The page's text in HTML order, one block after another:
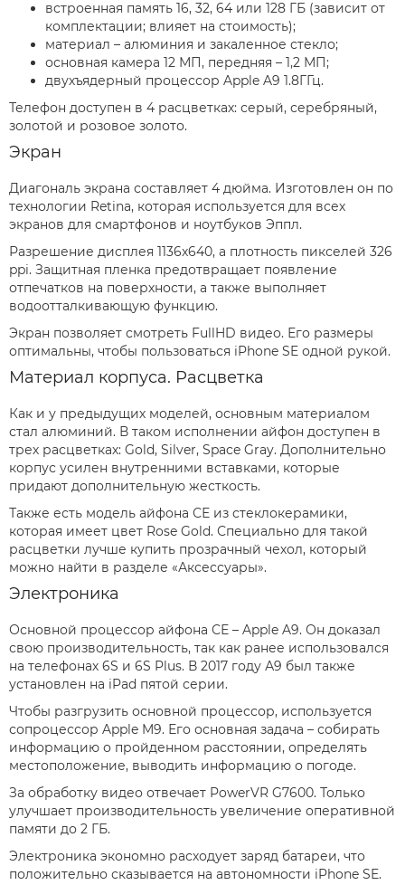
встроенная память 16, 32, 64 или 128 ГБ (зависит от
комплектации; влияет на стоимость);
материал – алюминия и закаленное стекло;
основная камера 12 МП, передняя – 1,2 МП;
двухъядерный процессор Apple A9 1.8ГГц.
Телефон доступен в 4 расцветках: серый, серебряный,
золотой и розовое золото.
Экран
Диагональ экрана составляет 4 дюйма. Изготовлен он по
технологии Retina, которая используется для всех
экранов для смартфонов и ноутбуков Эппл.
Разрешение дисплея 1136x640, а плотность пикселей 326
ppi. Защитная пленка предотвращает появление
отпечатков на поверхности, а также выполняет
водоотталкивающую функцию.
Экран позволяет смотреть FullHD видео. Его размеры
оптимальны, чтобы пользоваться iPhone SE одной рукой.
Материал корпуса. Расцветка
Как и у предыдущих моделей, основным материалом
стал алюминий. В таком исполнении айфон доступен в
трех расцветках: Gold, Silver, Space Gray. Дополнительно
корпус усилен внутренними вставками, которые
придают дополнительную жесткость.
Также есть модель айфона СЕ из стеклокерамики,
которая имеет цвет Rose Gold. Специально для такой
расцветки лучше купить прозрачный чехол, который
можно найти в разделе «Аксессуары».
Электроника
Основной процессор айфона СЕ – Apple A9. Он доказал
свою производительность, так как ранее использовался
на телефонах 6S и 6S Plus. В 2017 году А9 был также
установлен на iPad пятой серии.
Чтобы разгрузить основной процессор, используется
сопроцессор Apple M9. Его основная задача – собирать
информацию о пройденном расстоянии, определять
местоположение, выводить информацию о погоде.
За обработку видео отвечает PowerVR G7600. Только
улучшает производительность увеличение оперативной
памяти до 2 ГБ.
Электроника экономно расходует заряд батареи, что
положительно сказывается на автономности iPhone SE.